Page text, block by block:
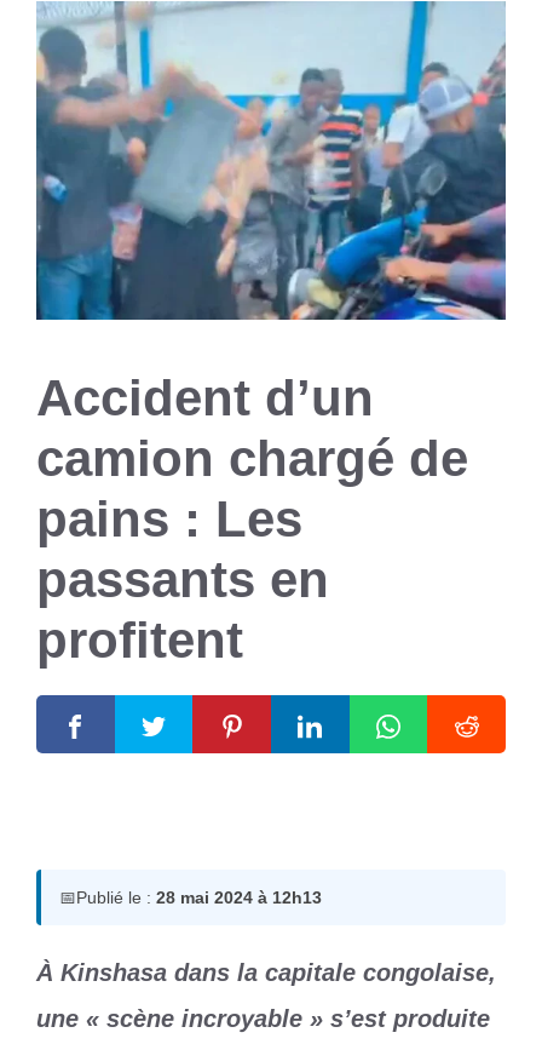
Accident d’un
camion chargé de
pains : Les
passants en
profitent
📅Publié le : 28 mai 2024 à 12h13
À Kinshasa dans la capitale congolaise,
une « scène incroyable » s’est produite